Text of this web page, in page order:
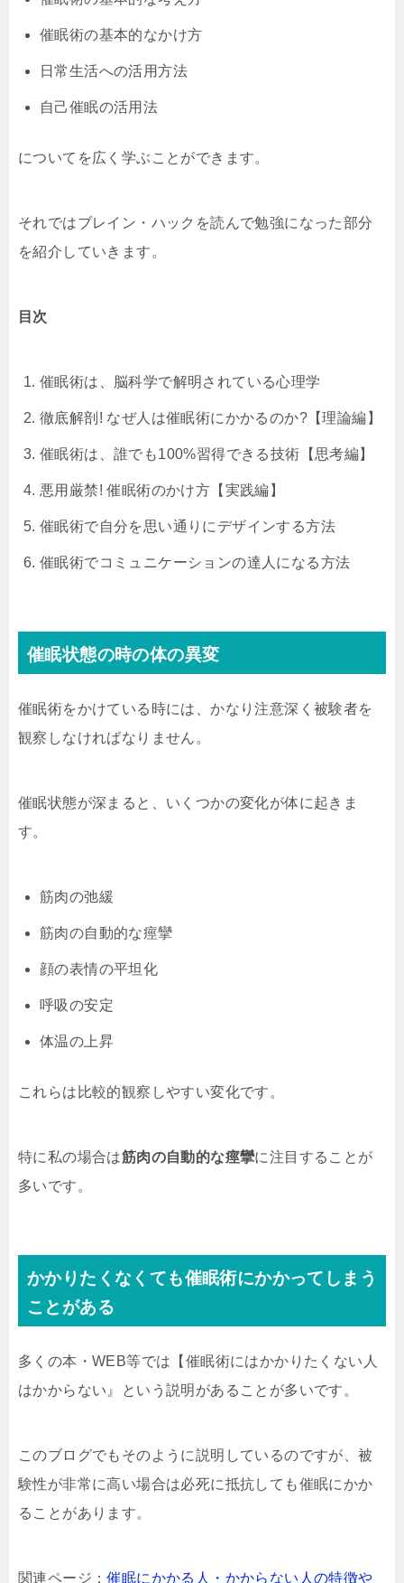
催眠術の基本的なかけ方
日常生活への活用方法
自己催眠の活用法
についてを広く学ぶことができます。
それではブレイン・ハックを読んで勉強になった部分
を紹介していきます。
目次
催眠術は、脳科学で解明されている心理学
徹底解剖! なぜ人は催眠術にかかるのか?【理論編】
催眠術は、誰でも100%習得できる技術【思考編】
悪用厳禁! 催眠術のかけ方【実践編】
催眠術で自分を思い通りにデザインする方法
催眠術でコミュニケーションの達人になる方法
催眠状態の時の体の異変
催眠術をかけている時には、かなり注意深く被験者を
観察しなければなりません。
催眠状態が深まると、いくつかの変化が体に起きま
す。
筋肉の弛緩
筋肉の自動的な痙攣
顔の表情の平坦化
呼吸の安定
体温の上昇
これらは比較的観察しやすい変化です。
特に私の場合は筋肉の自動的な痙攣に注目することが
多いです。
かかりたくなくても催眠術にかかってしまう
ことがある
多くの本・WEB等では【催眠術にはかかりたくない人
はかからない』という説明があることが多いです。
このブログでもそのように説明しているのですが、被
験性が非常に高い場合は必死に抵抗しても催眠にかか
ることがあります。
関連ページ：催眠にかかる人・かからない人の特徴や